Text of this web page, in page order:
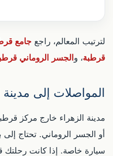
لترتيب المعالم، راجع جامع
قرطبة، و الجسر الروماني
المواصلات إلى مدينة
مدينة الزهراء خارج مركز
أو الجسر الروماني. تحتاج
سيارة خاصة. إذا كانت